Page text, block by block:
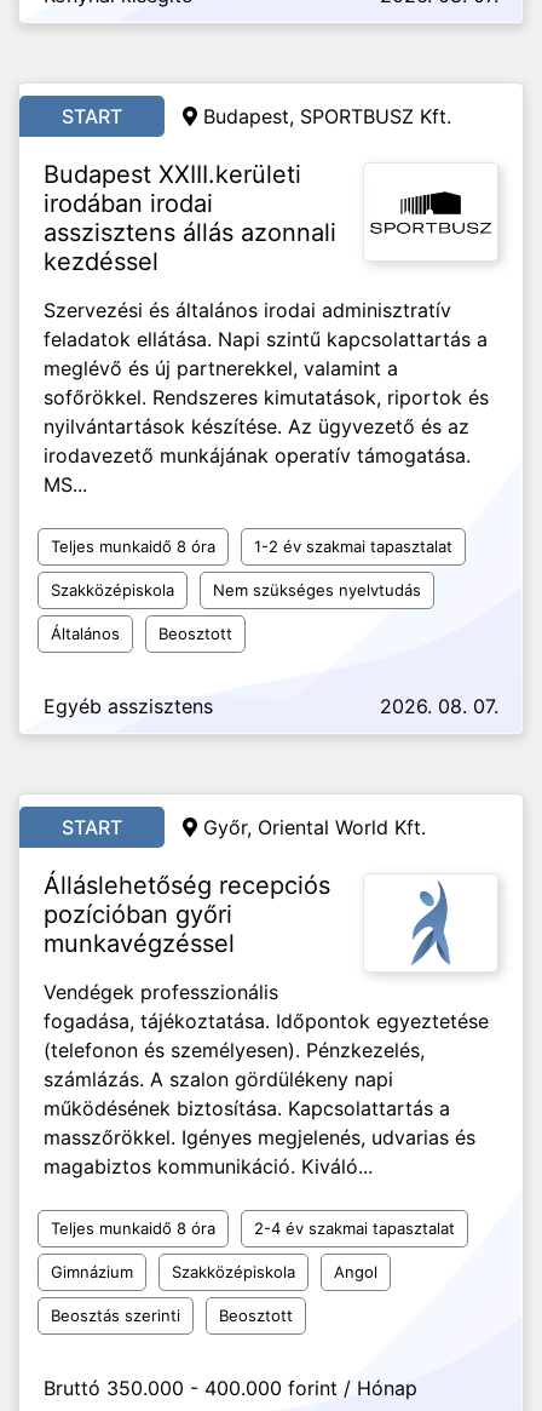
START Budapest, SPORTBUSZ Kft.
Budapest XXIII.kerületi
irodában irodai
asszisztens állás azonnali
kezdéssel
Szervezési és általános irodai adminisztratív
feladatok ellátása. Napi szintű kapcsolattartás a
meglévő és új partnerekkel, valamint a
sofőrökkel. Rendszeres kimutatások, riportok és
nyilvántartások készítése. Az ügyvezető és az
irodavezető munkájának operatív támogatása.
MS...
Teljes munkaidő 8 óra 1-2 év szakmai tapasztalat
Szakközépiskola Nem szükséges nyelvtudás
Általános Beosztott
Egyéb asszisztens 2026. 08. 07.
START Győr, Oriental World Kft.
Álláslehetőség recepciós
pozícióban győri
munkavégzéssel
Vendégek professzionális
fogadása, tájékoztatása. Időpontok egyeztetése
(telefonon és személyesen). Pénzkezelés,
számlázás. A szalon gördülékeny napi
működésének biztosítása. Kapcsolattartás a
masszőrökkel. Igényes megjelenés, udvarias és
magabiztos kommunikáció. Kiváló...
Teljes munkaidő 8 óra 2-4 év szakmai tapasztalat
Gimnázium Szakközépiskola Angol
Beosztás szerinti Beosztott
Bruttó 350.000 - 400.000 forint / Hónap